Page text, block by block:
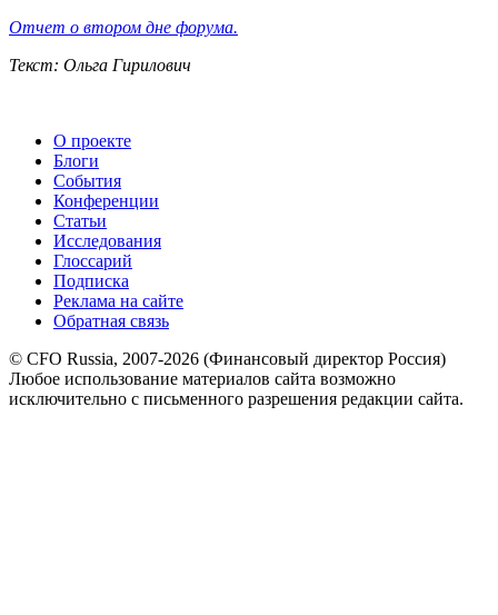
Отчет о втором дне форума.
Текст: Ольга Гирилович
О проекте
Блоги
События
Конференции
Статьи
Исследования
Глоссарий
Подписка
Реклама на сайте
Обратная связь
© CFO Russia, 2007-2026 (Финансовый директор Россия)
Любое использование материалов сайта возможно
исключительно с письменного разрешения редакции сайта.